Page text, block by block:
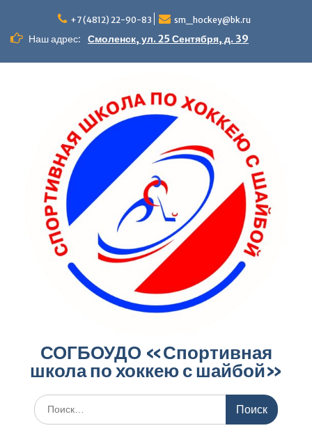
+7 (4812) 22-90-83 sm_hockey@bk.ru
Наш адрес: Смоленск, ул. 25 Сентября, д. 39
СОГБОУДО «‎Спортивная
школа по хоккею с шайбой»‎